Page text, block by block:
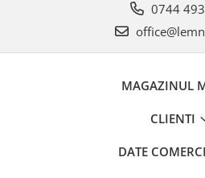
0744
MAGAZINUL
CLIENTI
DATE